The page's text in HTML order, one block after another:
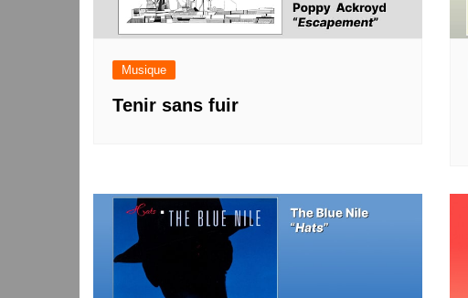
Musique
Tenir sans fuir